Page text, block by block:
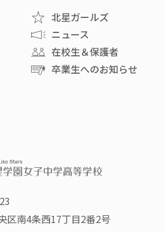
北星ガールズ
ニュース
在校生＆保護者
卒業生へのお知らせ
区南4条西17丁目2番2号